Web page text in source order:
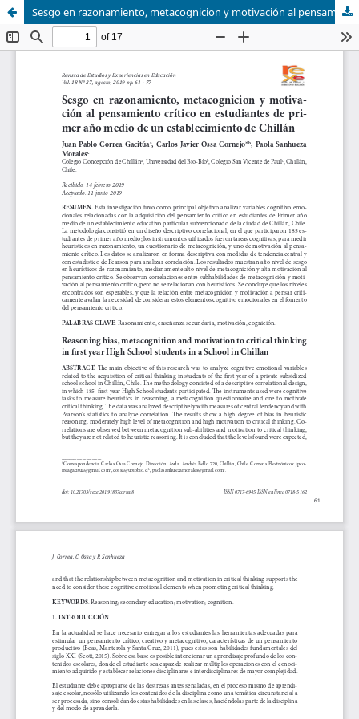
Sesgo en razonamiento, metacognicion y motivación al pensamiento crítico en estudiantes de primer año medio de un establecimiento de Chillán